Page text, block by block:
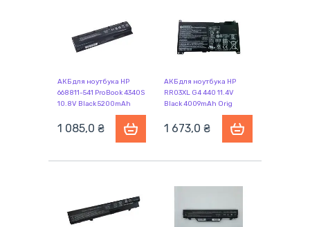
АКБ для ноутбука HP
668811-541 ProBook 4340S
10.8V Black 5200mAh
1 085,0 ₴
АКБ для ноутбука HP
RR03XL G4 440 11.4V
Black 4009mAh Orig
1 673,0 ₴